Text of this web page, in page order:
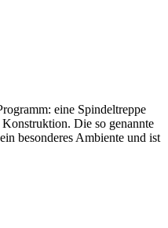
eine Spindeltreppe
Die so genannte
besonderes Ambiente und ist